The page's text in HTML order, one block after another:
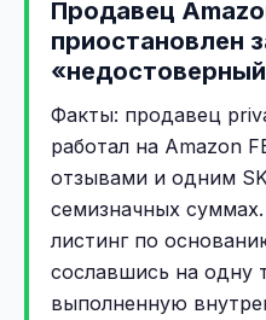
Продавец
приостановлен
Факты: продавец
работал на Amazon
отзывами и одним
семизначных
листинг по
сославшись на одну
выполненную